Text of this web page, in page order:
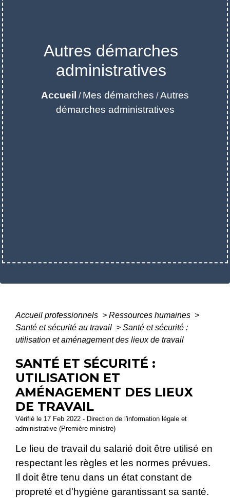
Autres démarches
administratives
Accueil / Mes démarches /Autres
démarches administratives
Accueil professionnels > Ressources humaines >
Santé et sécurité au travail > Santé et sécurité :
utilisation et aménagement des lieux de travail
SANTÉ ET SÉCURITÉ :
UTILISATION ET
AMÉNAGEMENT DES LIEUX
DE TRAVAIL
Vérifié le 17 Feb 2022 - Direction de l'information légale et
administrative (Première ministre)
Le lieu de travail du salarié doit être utilisé en
respectant les règles et les normes prévues.
Il doit être tenu dans un état constant de
propreté et d'hygiène garantissant sa santé.